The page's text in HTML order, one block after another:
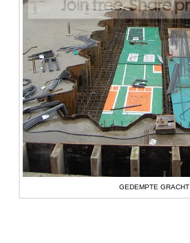
GEDEMPTE GRACHT